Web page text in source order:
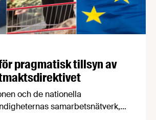
pragmatisk tillsyn av
och de nationella
samarbetsnätverk,